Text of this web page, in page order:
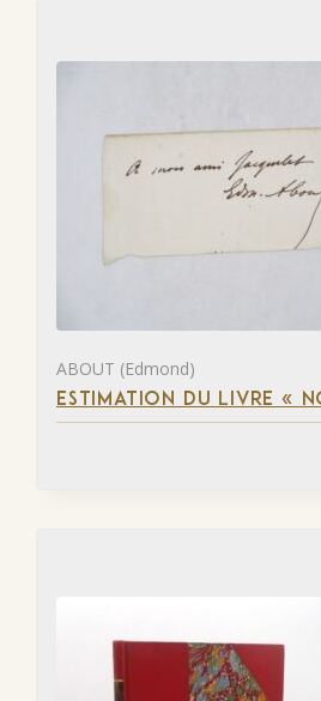
ABOUT (Edmond)
ESTIMATION DU LIVRE «